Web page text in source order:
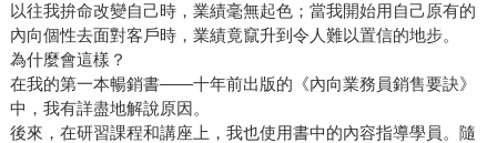
以往我拚命改變自己時，業績毫無起色；當我開始用自己原有的
內向個性去面對客戶時，業績竟竄升到令人難以置信的地步。
為什麼會這樣？
在我的第一本暢銷書——十年前出版的《內向業務員銷售要訣》
中，我有詳盡地解說原因。
後來，在研習課程和講座上，我也使用書中的內容指導學員。隨